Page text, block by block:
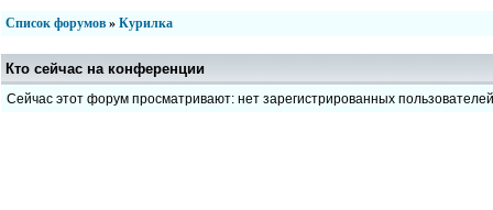
Список форумов » Курилка
Кто сейчас на конференции
Сейчас этот форум просматривают: нет зарегистрированных пользователей